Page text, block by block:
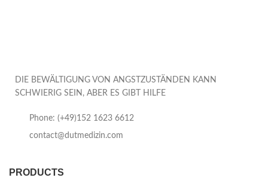
DIE BEWÄLTIGUNG VON ANGSTZUSTÄNDEN KANN
SCHWIERIG SEIN, ABER ES GIBT HILFE
Phone: (+49)152 1623 6612
contact@dutmedizin.com
PRODUCTS